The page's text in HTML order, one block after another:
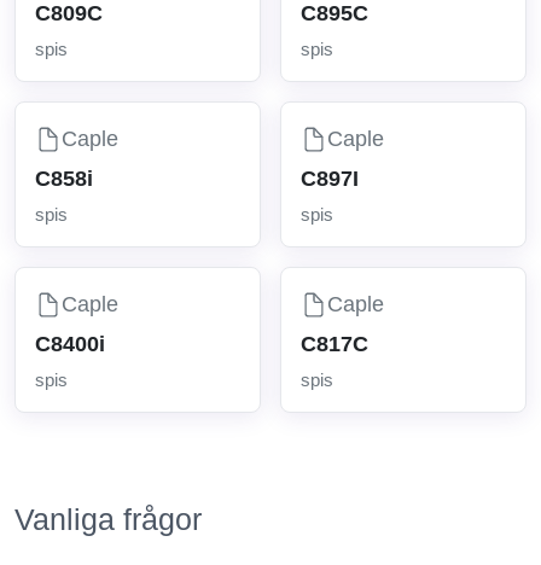
C809C
spis
C895C
spis
Caple
C858i
spis
Caple
C897I
spis
Caple
C8400i
spis
Caple
C817C
spis
Vanliga frågor